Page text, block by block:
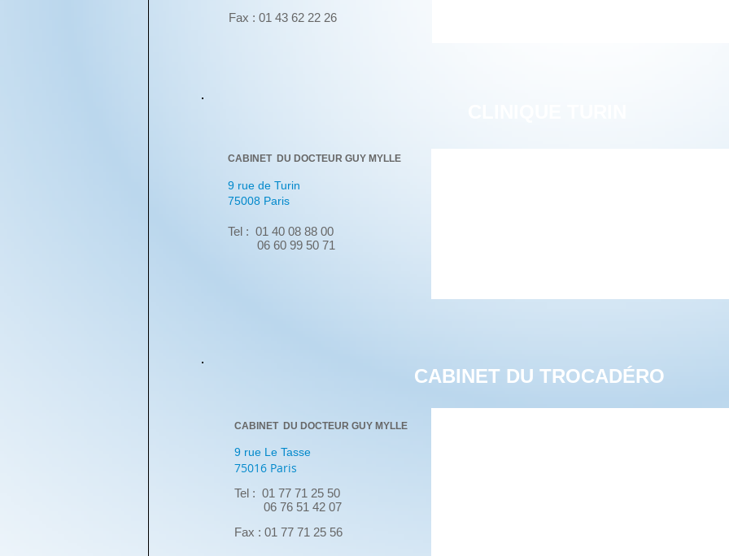
Fax : 01 43 62 22 26
CABINET DU DOCTEUR GUY MYLLE
9 rue de Turin
75008 Paris​
Tel : 01 40 08 88 00
06 60 99 50 71
CABINET DU TROCADÉRO
CABINET DU DOCTEUR GUY MYLLE
9 rue Le Tasse
75016 Paris
Tel : 01 77 71 25 50
06 76 51 42 07
Fax : 01 77 71 25 56